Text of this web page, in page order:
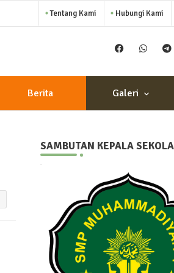
Tentang Kami Hubungi Kami
Berita Galeri
SAMBUTAN KEPALA